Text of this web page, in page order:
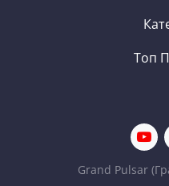
Топ
Grand Pulsar